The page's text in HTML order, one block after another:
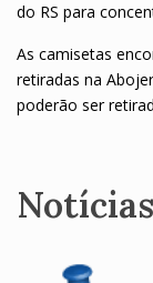
do RS para
As camisetas
retiradas na
poderão ser